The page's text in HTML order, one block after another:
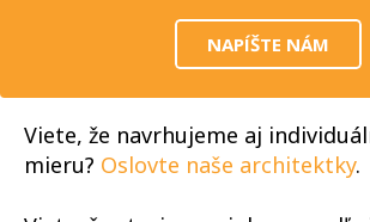
NAPÍŠTE NÁM
Viete, že navrhujeme aj
mieru? Oslovte naše architektky.